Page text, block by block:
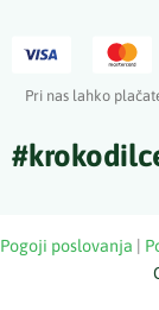
Pri nas lahko
Pogoji poslovanja